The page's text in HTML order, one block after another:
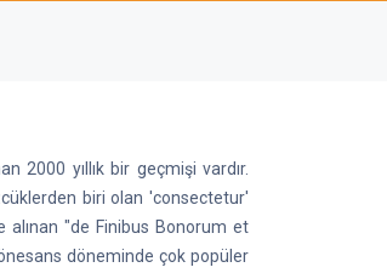
2000 yıllık bir geçmişi vardır.
biri olan 'consectetur'
alınan "de Finibus Bonorum et
döneminde çok popüler